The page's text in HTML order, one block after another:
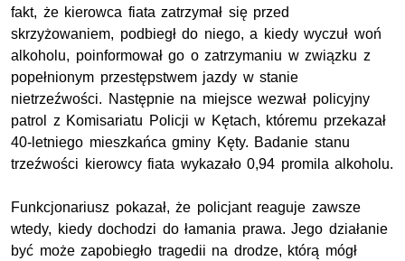
fakt, że kierowca fiata zatrzymał się przed
skrzyżowaniem, podbiegł do niego, a kiedy wyczuł woń
alkoholu, poinformował go o zatrzymaniu w związku z
popełnionym przestępstwem jazdy w stanie
nietrzeźwości. Następnie na miejsce wezwał policyjny
patrol z Komisariatu Policji w Kętach, któremu przekazał
40-letniego mieszkańca gminy Kęty. Badanie stanu
trzeźwości kierowcy fiata wykazało 0,94 promila alkoholu.
Funkcjonariusz pokazał, że policjant reaguje zawsze
wtedy, kiedy dochodzi do łamania prawa. Jego działanie
być może zapobiegło tragedii na drodze, którą mógł